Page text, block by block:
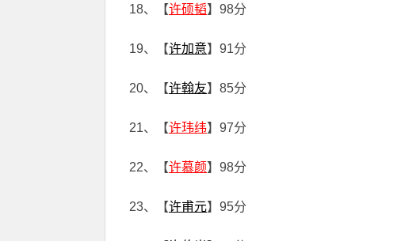
18、【许硕韬】98分
19、【许加意】91分
20、【许翰友】85分
21、【许玮纬】97分
22、【许慕颜】98分
23、【许甫元】95分